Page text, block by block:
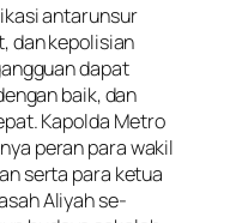
antarunsur
dan kepolisian
dapat
baik, dan
Kapolda Metro
peran para wakil
serta para ketua
Aliyah se-